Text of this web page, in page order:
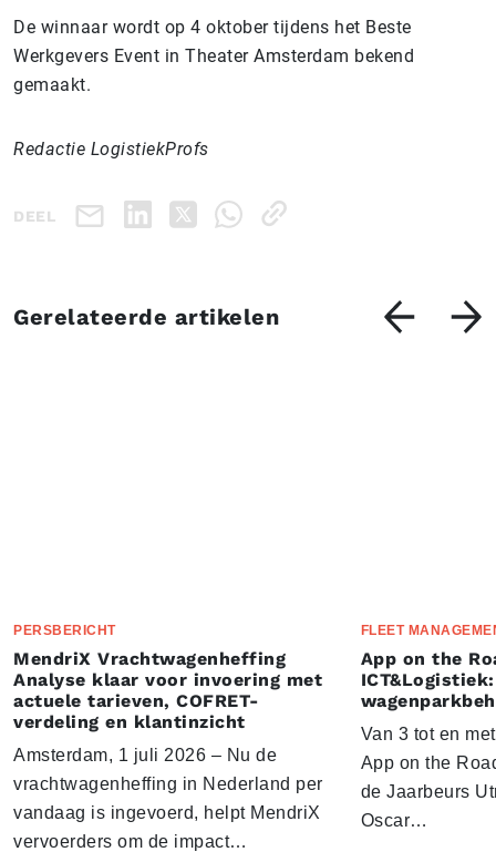
De winnaar wordt op 4 oktober tijdens het Beste
Werkgevers Event in Theater Amsterdam bekend
gemaakt.
Redactie LogistiekProfs
DEEL
Gerelateerde artikelen
PERSBERICHT
MendriX Vrachtwagenheffing
Analyse klaar voor invoering met
actuele tarieven, COFRET-
verdeling en klantinzicht
Amsterdam, 1 juli 2026 – Nu de
vrachtwagenheffing in Nederland per
vandaag is ingevoerd, helpt MendriX
vervoerders om de impact…
FLEET
App on the
Van 3 tot en
App on the
de Jaarbeurs
Oscar…